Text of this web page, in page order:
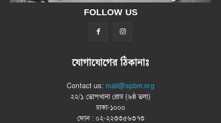
FOLLOW US
যোগাযোগের ঠিকানাঃ
Contact us: mail@spbm.org
২২/১ তোপখানা রোড (৬ষ্ঠ তলা)
ঢাকা-১০০০
ফোন : ০২-২২৩৩৫৬৩৭৩